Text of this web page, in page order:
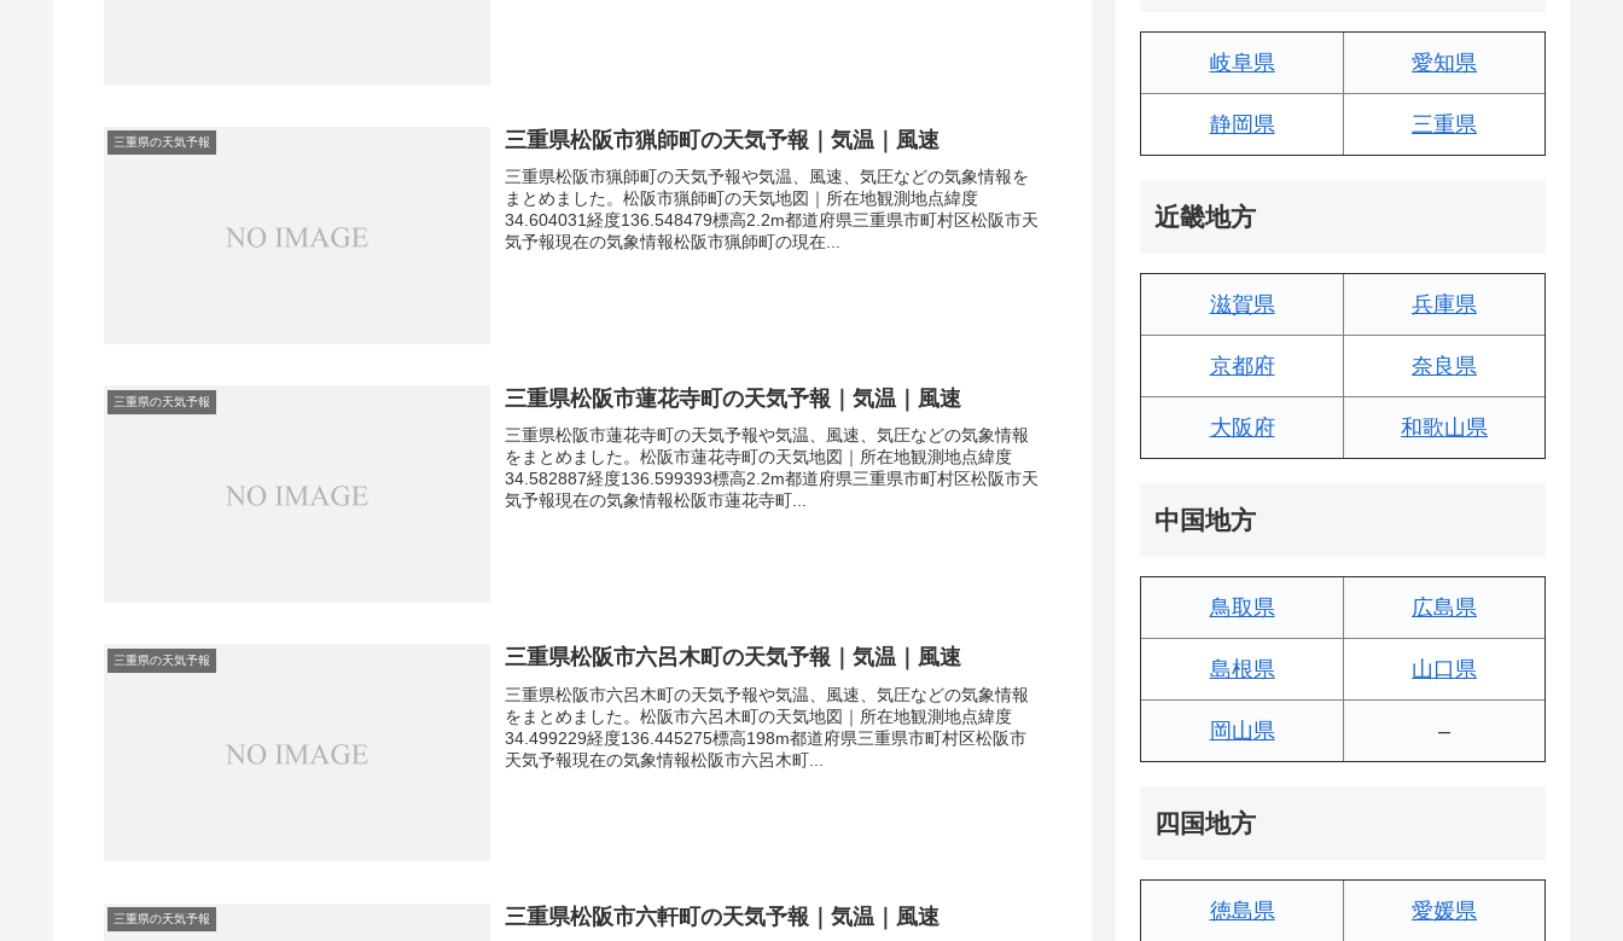
三重県の天気予報 三重県松阪市猟師町の天気予報｜気温｜風速
三重県松阪市猟師町の天気予報や気温、風速、気圧などの気象情報を
まとめました。松阪市猟師町の天気地図｜所在地観測地点緯度
34.604031経度136.548479標高2.2m都道府県三重県市町村区松阪市天
気予報現在の気象情報松阪市猟師町の現在...
三重県の天気予報 三重県松阪市蓮花寺町の天気予報｜気温｜風速
三重県松阪市蓮花寺町の天気予報や気温、風速、気圧などの気象情報
をまとめました。松阪市蓮花寺町の天気地図｜所在地観測地点緯度
34.582887経度136.599393標高2.2m都道府県三重県市町村区松阪市天
気予報現在の気象情報松阪市蓮花寺町...
三重県の天気予報 三重県松阪市六呂木町の天気予報｜気温｜風速
三重県松阪市六呂木町の天気予報や気温、風速、気圧などの気象情報
をまとめました。松阪市六呂木町の天気地図｜所在地観測地点緯度
34.499229経度136.445275標高198m都道府県三重県市町村区松阪市
天気予報現在の気象情報松阪市六呂木町...
三重県の天気予報 三重県松阪市六軒町の天気予報｜気温｜風速
岐阜県 愛知県
静岡県 三重県
近畿地方
滋賀県 兵庫県
京都府 奈良県
大阪府 和歌山県
中国地方
鳥取県 広島県
島根県 山口県
岡山県 –
四国地方
徳島県 愛媛県